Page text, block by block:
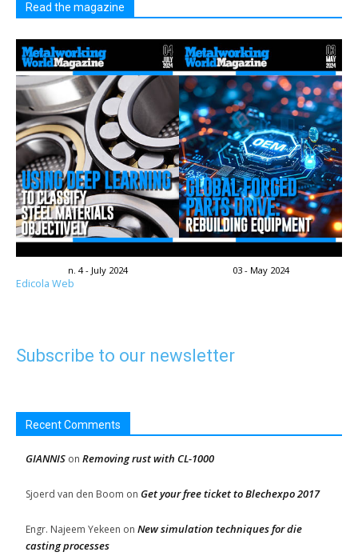
Read the magazine
n. 4 - July 2024 03 - May 2024
Edicola Web
Subscribe to our newsletter
Recent Comments
GIANNIS on Removing rust with CL-1000
Sjoerd van den Boom on Get your free ticket to Blechexpo 2017
Engr. Najeem Yekeen on New simulation techniques for die
casting processes